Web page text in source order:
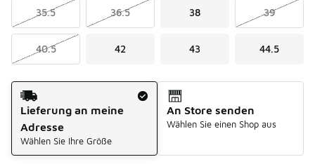
35.5 36.5 38 39
40.5 42 43 44.5
Versandart
Lieferung an meine
Adresse
Wählen Sie Ihre Größe
An Store senden
Wählen Sie einen Shop aus